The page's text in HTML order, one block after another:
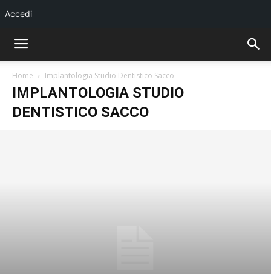
Home Implantologia Studio Dentistico Sacco
IMPLANTOLOGIA STUDIO
DENTISTICO SACCO
Accedi